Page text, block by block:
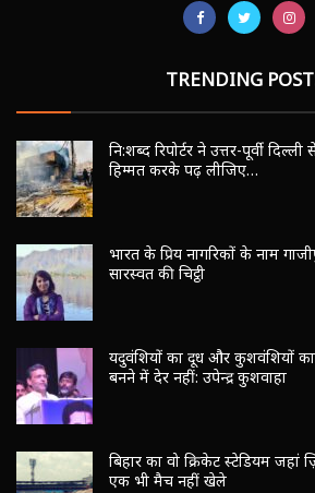
TRENDING
नि:शब्द रिपोर्टर ने उत्तर-पूर्वी
हिम्मत करके पढ़ लीजिए…
भारत के प्रिय नागरिकों के नाम
सारस्वत की चिट्ठी
यदुवंशियों का दूध और कुशवंशियों
बनने में देर नहीं: उपेन्द्र कुशवाहा
बिहार का वो क्रिकेट स्टेडियम जहां
एक भी मैच नहीं खेले